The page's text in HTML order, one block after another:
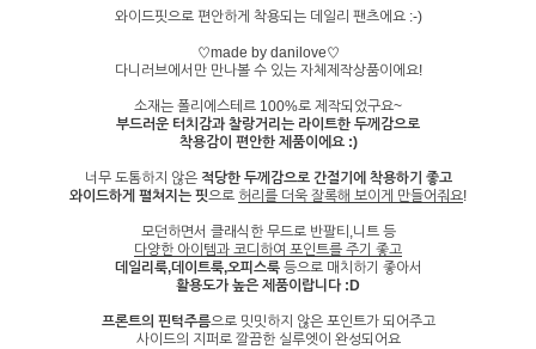
와이드핏으로 편안하게 착용되는 데일리 팬츠에요 :-)
♡made by danilove♡
다니러브에서만 만나볼 수 있는 자체제작상품이에요!
소재는 폴리에스테르 100%로 제작되었구요~
부드러운 터치감과 찰랑거리는 라이트한 두께감으로
착용감이 편안한 제품이에요 :)
너무 도톰하지 않은적당한 두께감으로 간절기에 착용하기 좋고
와이드하게 펼쳐지는 핏으로 허리를 더욱 잘록해 보이게 만들어줘요!
모던하면서 클래식한 무드로 반팔티,니트 등
다양한 아이템과 코디하여 포인트를 주기 좋고
데일리룩,데이트룩,오피스룩등으로 매치하기 좋아서
활용도가 높은 제품이랍니다 :D
프론트의 핀턱주름으로 밋밋하지 않은 포인트가 되어주고
사이드의 지퍼로 깔끔한 실루엣이 완성되어요